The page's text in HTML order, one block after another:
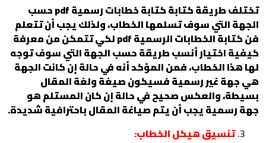
تختلف طريقة كتابة كتابة خطابات رسمية pdf حسب
الجهة التي سوف تسلمها الخطاب، ولذلك يجب أن تتعلم
فن كتابة الخطابات الرسمية pdf لكي تتمكن من معرفة
كيفية اختيار أنسب طريقة حسب الجهة التي سوف توجه
لها هذا الخطاب، فمن المؤكد أنه في حالة إن كانت الجهة
هي جهة غير رسمية فسيكون صيغة ولغة المقال
بسيطة، والعكس صحيح في حالة إن كان المستلم هو
جهة رسمية يجب أن يتم صياغة المقال باحترافية شديدة.
تنسيق هيكل الخطاب: